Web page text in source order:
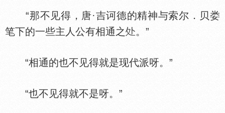
“那不见得，唐·吉诃德的精神与索尔．贝娄
笔下的一些主人公有相通之
。”
“相通的也不见得就是现代派呀。”
“也不见得就不是呀。”